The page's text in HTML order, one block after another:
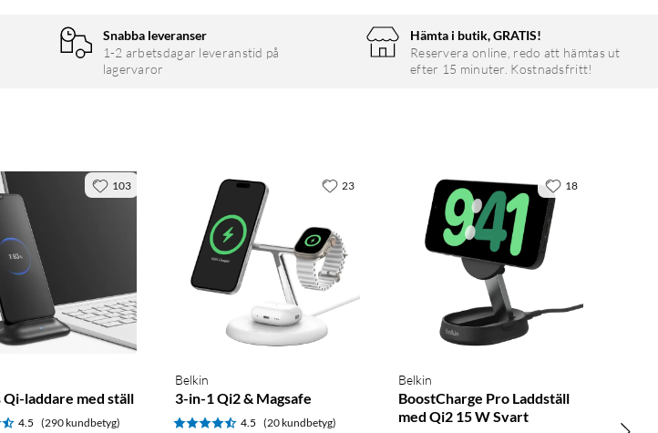
Snabba leveranser
1-2 arbetsdagar leveranstid på
lagervaror
Hämta i butik, GRATIS!
Reservera online, redo att hämtas ut
efter 15 minuter. Kostnadsfritt!
Qi-laddare med ställ
4.5 (290 kundbetyg)
103
Belkin
3-in-1 Qi2 & Magsafe
4.5 (20 kundbetyg)
23
Belkin
BoostCharge Pro Laddställ
med Qi2 15 W Svart
18